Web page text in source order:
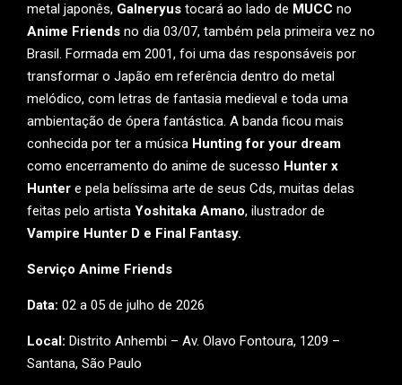
metal japonês, Galneryus tocará ao lado de MUCC no
Anime Friends no dia 03/07, também pela primeira vez no
Brasil. Formada em 2001, foi uma das responsáveis por
transformar o Japão em referência dentro do metal
melódico, com letras de fantasia medieval e toda uma
ambientação de ópera fantástica. A banda ficou mais
conhecida por ter a música Hunting for your dream
como encerramento do anime de sucesso Hunter x
Hunter e pela belíssima arte de seus Cds, muitas delas
feitas pelo artista Yoshitaka Amano, ilustrador de
Vampire Hunter D e Final Fantasy.
Serviço Anime Friends
Data: 02 a 05 de julho de 2026
Local: Distrito Anhembi – Av. Olavo Fontoura, 1209 –
Santana, São Paulo